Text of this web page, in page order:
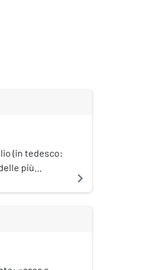
(in tedesco:
più
più
navigate_next